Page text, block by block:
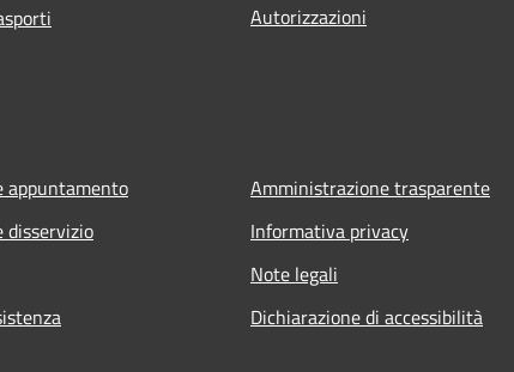
Autorizzazioni
appuntamento
disservizio
Amministrazione trasparente
Informativa privacy
Note legali
Dichiarazione di accessibilità